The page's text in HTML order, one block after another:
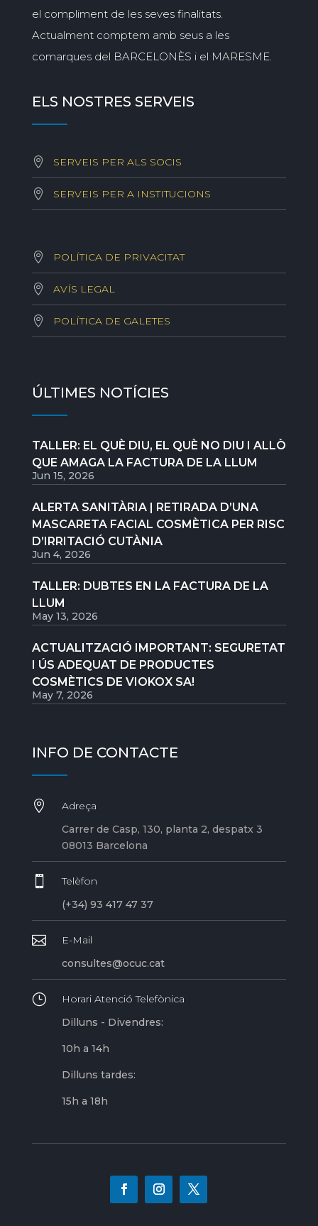
el compliment de les seves finalitats.
Actualment comptem amb seus a les
comarques del BARCELONÈS i el MARESME.
ELS NOSTRES SERVEIS
SERVEIS PER ALS SOCIS
SERVEIS PER A INSTITUCIONS
POLÍTICA DE PRIVACITAT
AVÍS LEGAL
POLÍTICA DE GALETES
ÚLTIMES NOTÍCIES
TALLER: EL QUÈ DIU, EL QUÈ NO DIU I ALLÒ
QUE AMAGA LA FACTURA DE LA LLUM
Jun 15, 2026
ALERTA SANITÀRIA | RETIRADA D’UNA
MASCARETA FACIAL COSMÈTICA PER RISC
D’IRRITACIÓ CUTÀNIA
Jun 4, 2026
TALLER: DUBTES EN LA FACTURA DE LA
LLUM
May 13, 2026
ACTUALITZACIÓ IMPORTANT: SEGURETAT
I ÚS ADEQUAT DE PRODUCTES
COSMÈTICS DE VIOKOX SA!
May 7, 2026
INFO DE CONTACTE

Adreça
Carrer de Casp, 130, planta 2, despatx 3
08013 Barcelona

Telèfon
(+34) 93 417 47 37

E-Mail
consultes@ocuc.cat
}
Horari Atenció Telefònica
Dilluns - Divendres:
10h a 14h
Dilluns tardes:
15h a 18h